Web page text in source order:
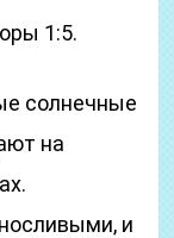
1:5.
солнечные
на
и